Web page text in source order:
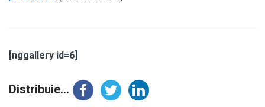
[nggallery id=6]
Distribuie...